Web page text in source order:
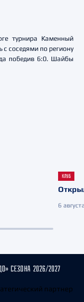
турнира Каменный
с соседями по региону
победив 6:0. Шайбы
КЛУБ
6
СЕЗОНА 2026/2027